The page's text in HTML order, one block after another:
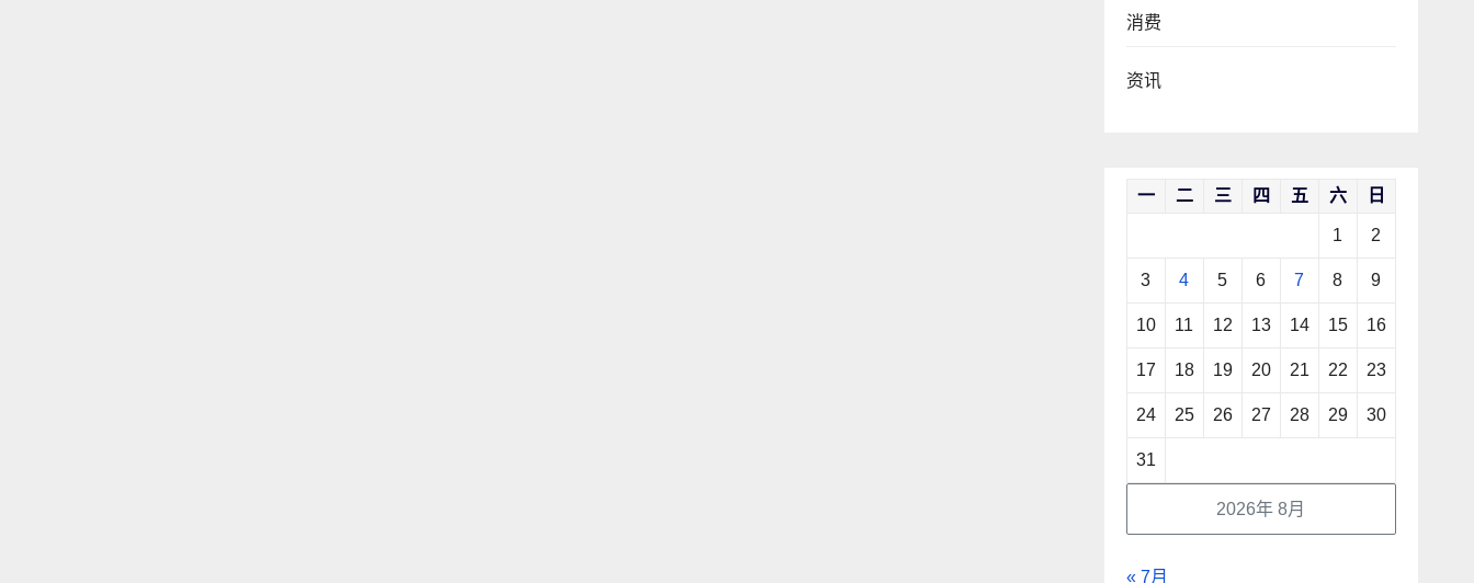
消费
资讯
2026年 8月
一 二 三 四 五 六 日
1 2
3 4 5 6 7 8 9
10 11 12 13 14 15 16
17 18 19 20 21 22 23
24 25 26 27 28 29 30
31
« 7月